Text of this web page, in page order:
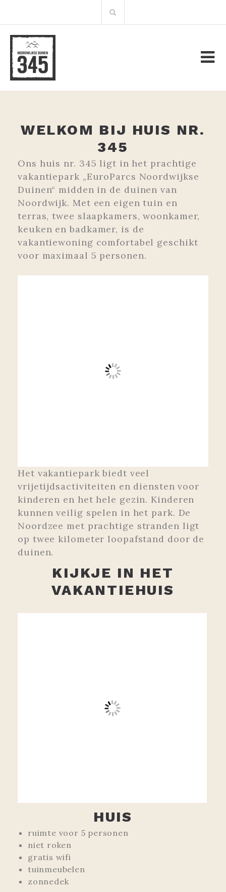
nach:
WELKOM BIJ HUIS NR.
345
Ons huis nr. 345 ligt in het prachtige
vakantiepark „EuroParcs Noordwijkse
Duinen“ midden in de duinen van
Noordwijk. Met een eigen tuin en
terras, twee slaapkamers, woonkamer,
keuken en badkamer, is de
vakantiewoning comfortabel geschikt
voor maximaal 5 personen.
Het vakantiepark biedt veel
vrijetijdsactiviteiten en diensten voor
kinderen en het hele gezin. Kinderen
kunnen veilig spelen in het park. De
Noordzee met prachtige stranden ligt
op twee kilometer loopafstand door de
duinen.
KIJKJE IN HET
VAKANTIEHUIS
HUIS
ruimte voor 5 personen
niet roken
gratis wifi
tuinmeubelen
zonnedek